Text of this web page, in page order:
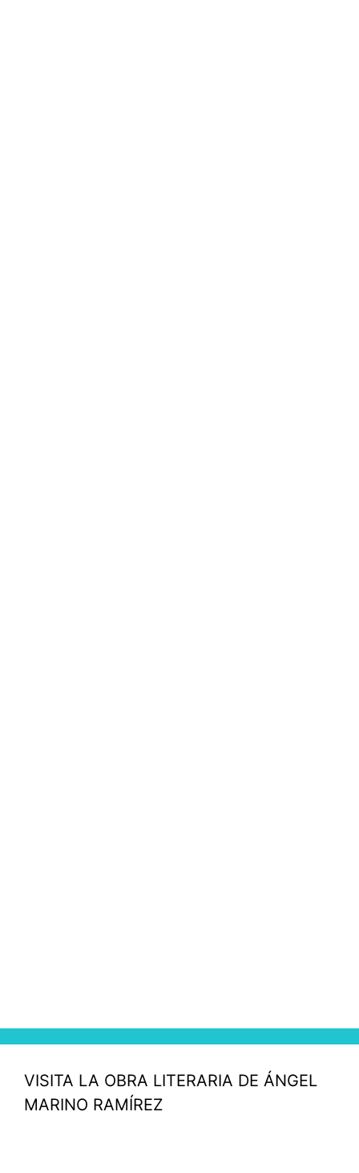
VISITA LA OBRA LITERARIA DE ÁNGEL
MARINO RAMÍREZ